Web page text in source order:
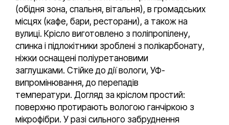
(обідня зона, спальня, вітальня), в громадських
місцях (кафе, бари, ресторани), а також на
вулиці. Крісло виготовлено з поліпропілену,
спинка і підлокітники зроблені з полікарбонату,
ніжки оснащені поліуретановими
заглушками. Стійке до дії вологи, УФ-
випромінювання, до перепадів
температури. Догляд за кріслом простий:
поверхню протирають вологою ганчіркою з
мікрофібри. У разі сильного забруднення